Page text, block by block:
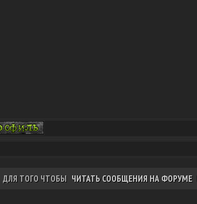
ДЛЯ ТОГО ЧТОБЫ ЧИТАТЬ СООБЩЕНИЯ НА ФОРУМЕ